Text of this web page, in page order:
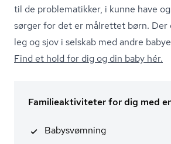
til de problematikker, i kunne have
sørger for det er målrettet børn. Der
leg og sjov i selskab med andre
Find et hold for dig og din baby hér.
Familieaktiviteter for dig med
Babysvømning